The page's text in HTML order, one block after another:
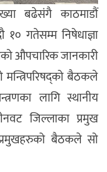
बढेसंगै काठमाडौं
१० गतेसम्म निषेधाज्ञा
औपचारिक जानकारी
बैठकले
लागि स्थानीय
जिल्लाका प्रमुख
प्रमुखहरुको बैठकले सो